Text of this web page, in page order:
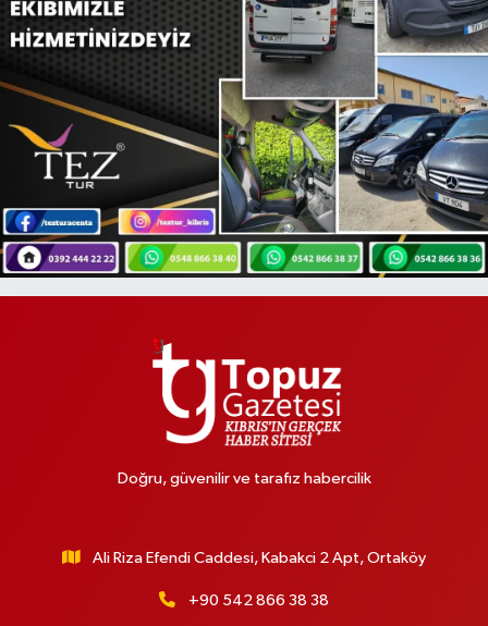
Doğru, güvenilir ve tarafız habercilik
Ali Riza Efendi Caddesi, Kabakci 2 Apt, Ortaköy
+90 542 866 38 38